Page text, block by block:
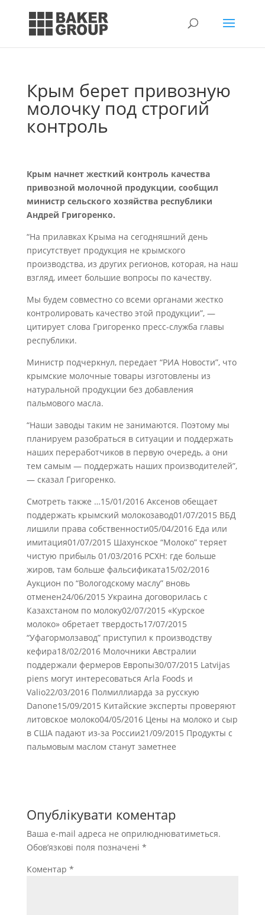
Крым берет привозную
молочку под строгий
контроль
Крым начнет жесткий контроль качества
привозной молочной продукции, сообщил
министр сельского хозяйства республики
Андрей Григоренко.
“На прилавках Крыма на сегодняшний день
присутствует продукция не крымского
производства, из других регионов, которая, на наш
взгляд, имеет большие вопросы по качеству.
Мы будем совместно со всеми органами жестко
контролировать качество этой продукции”, —
цитирует слова Григоренко пресс-служба главы
республики.
Министр подчеркнул, передает “РИА Новости”, что
крымские молочные товары изготовлены из
натуральной продукции без добавления
пальмового масла.
“Наши заводы таким не занимаются. Поэтому мы
планируем разобраться в ситуации и поддержать
наших переработчиков в первую очередь, а они
тем самым — поддержать наших производителей”,
— сказал Григоренко.
Смотреть также …15/01/2016 Аксенов обещает
поддержать крымский молокозавод01/07/2015 ВБД
лишили права собственности05/04/2016 Еда или
имитация01/07/2015 Шахунское “Молоко” теряет
чистую прибыль 01/03/2016 РСХН: где больше
жиров, там больше фальсификата15/02/2016
Аукцион по “Вологодскому маслу” вновь
отменен24/06/2015 Украина договорилась с
Казахстаном по молоку02/07/2015 «Курское
молоко» обретает твердость17/07/2015
“Уфагормолзавод” приступил к производству
кефира18/02/2016 Молочники Австралии
поддержали фермеров Европы30/07/2015 Latvijas
piens могут интересоваться Arla Foods и
Valio22/03/2016 Полмиллиарда за русскую
Danone15/09/2015 Китайские эксперты проверяют
литовское молоко04/05/2016 Цены на молоко и сыр
в США падают из-за России21/09/2015 Продукты с
пальмовым маслом станут заметнее
Опублікувати коментар
Ваша e-mail адреса не оприлюднюватиметься.
Обов’язкові поля позначені *
Коментар *